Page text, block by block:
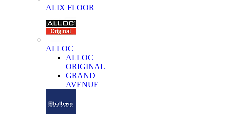
ALIX FLOOR
ALLOC
ALLOC
ORIGINAL
GRAND
AVENUE